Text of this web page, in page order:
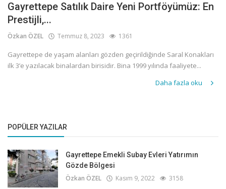
Gayrettepe Satılık Daire Yeni Portföyümüz: En
Prestijli,...
Özkan ÖZEL Temmuz 8, 2023 1361
Gayrettepe de yaşam alanları gözden geçirildiğinde Saral Konakları
ilk 3’e yazılacak binalardan birisidir. Bina 1999 yılında faaliyete...
Daha fazla oku
POPÜLER YAZILAR
Gayrettepe Emekli Subay Evleri Yatırımın
Gözde Bölgesi
Özkan ÖZEL Kasım 9, 2022 3158